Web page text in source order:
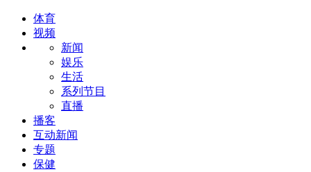
体育
视频
新闻
娱乐
生活
系列节目
直播
播客
互动新闻
专题
保健